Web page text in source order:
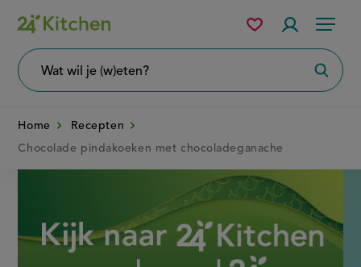
Overslaan
en
naar
gaan
Menu
wil
Mijn
bewaarde
Home
Recepten
Chocolade pindakoeken met chocoladeganache